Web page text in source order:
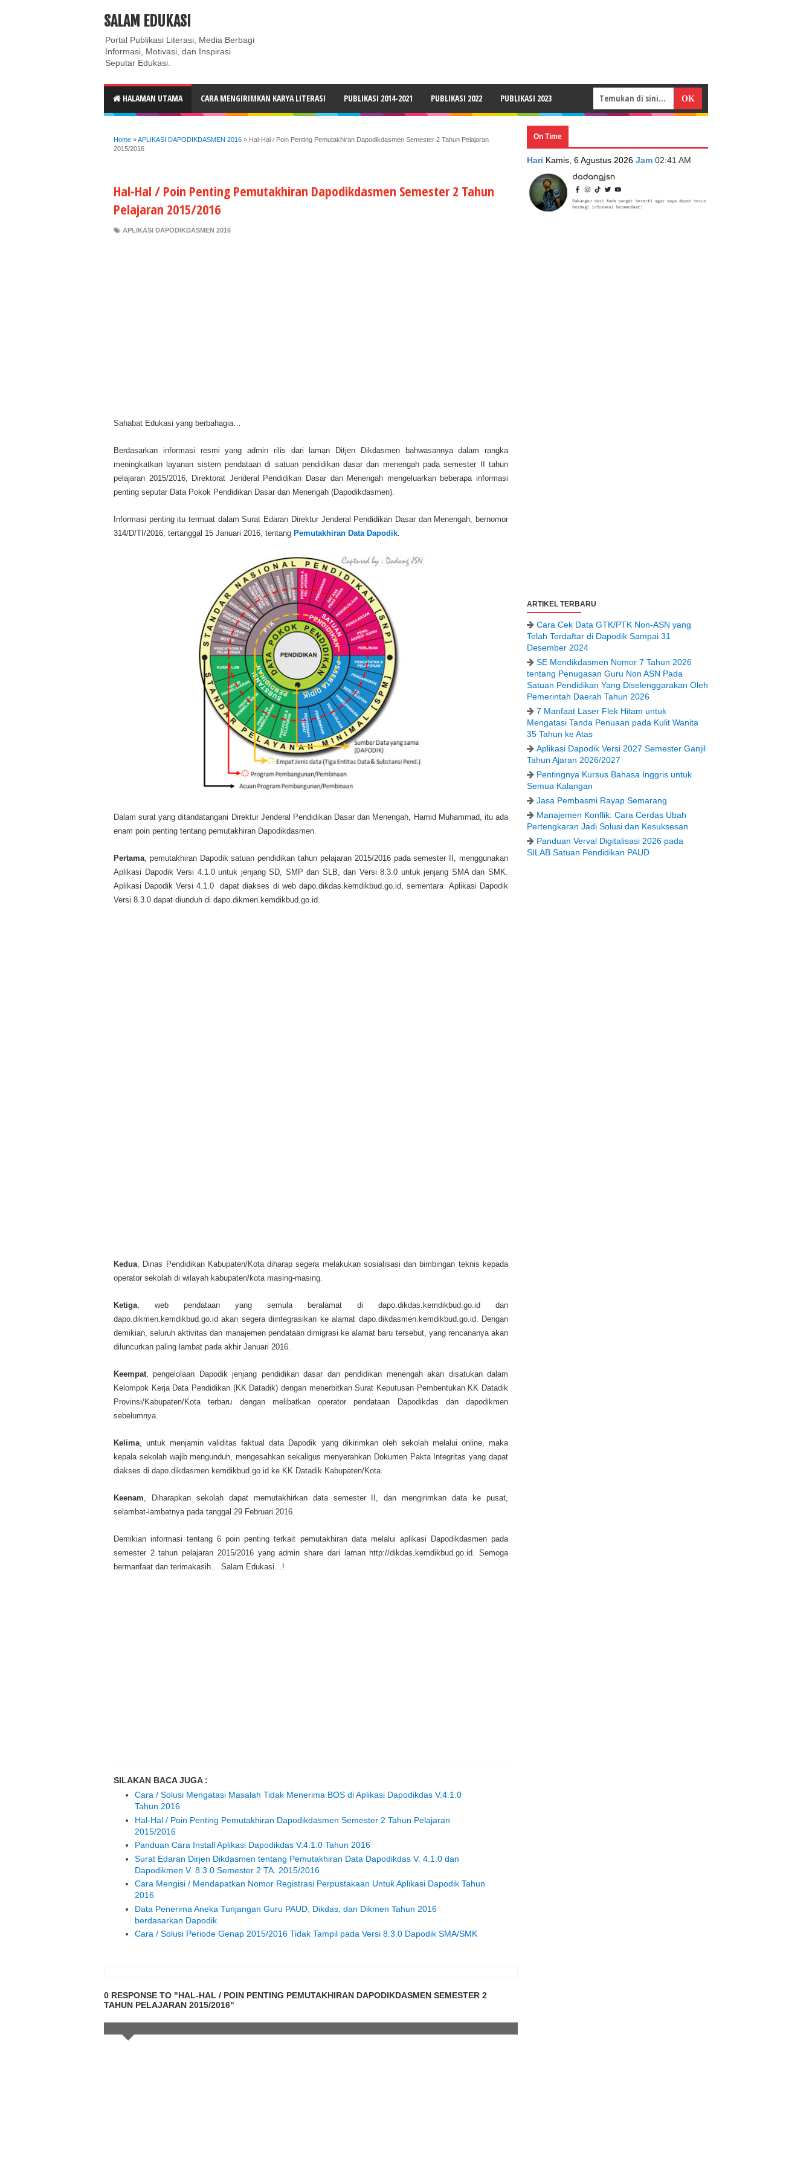
ABOUT CONTACT US
SALAM EDUKASI
Portal Publikasi Literasi, Media Berbagi
Informasi, Motivasi, dan Inspirasi
Seputar Edukasi.
HALAMAN UTAMA CARA MENGIRIMKAN KARYA LITERASI PUBLIKASI 2014-2021 PUBLIKASI 2022 PUBLIKASI 2023
Home »APLIKASI DAPODIKDASMEN 2016 » Hal-Hal / Poin Penting Pemutakhiran Dapodikdasmen Semester 2 Tahun Pelajaran
2015/2016
Hal-Hal / Poin Penting Pemutakhiran Dapodikdasmen Semester 2 Tahun
Pelajaran 2015/2016
APLIKASI DAPODIKDASMEN 2016
Sahabat Edukasi yang berbahagia…
Berdasarkan informasi resmi yang admin rilis dari laman Ditjen Dikdasmen bahwasannya dalam rangka
meningkatkan layanan sistem pendataan di satuan pendidikan dasar dan menengah pada semester II tahun
pelajaran 2015/2016, Direktorat Jenderal Pendidikan Dasar dan Menengah mengeluarkan beberapa informasi
penting seputar Data Pokok Pendidikan Dasar dan Menengah (Dapodikdasmen).
Informasi penting itu termuat dalam Surat Edaran Direktur Jenderal Pendidikan Dasar dan Menengah, bernomor
314/D/TI/2016, tertanggal 15 Januari 2016, tentang Pemutakhiran Data Dapodik.
Dalam surat yang ditandatangani Direktur Jenderal Pendidikan Dasar dan Menengah, Hamid Muhammad, itu ada
enam poin penting tentang pemutakhiran Dapodikdasmen.
Pertama, pemutakhiran Dapodik satuan pendidikan tahun pelajaran 2015/2016 pada semester II, menggunakan
Aplikasi Dapodik Versi 4.1.0 untuk jenjang SD, SMP dan SLB, dan Versi 8.3.0 untuk jenjang SMA dan SMK.
Aplikasi Dapodik Versi 4.1.0 dapat diakses di web dapo.dikdas.kemdikbud.go.id, sementara Aplikasi Dapodik
Versi 8.3.0 dapat diunduh di dapo.dikmen.kemdikbud.go.id.
Kedua, Dinas Pendidikan Kabupaten/Kota diharap segera melakukan sosialisasi dan bimbingan teknis kepada
operator sekolah di wilayah kabupaten/kota masing-masing.
Ketiga, web pendataan yang semula beralamat di dapo.dikdas.kemdikbud.go.id dan
dapo.dikmen.kemdikbud.go.id akan segera diintegrasikan ke alamat dapo.dikdasmen.kemdikbud.go.id. Dengan
demikian, seluruh aktivitas dan manajemen pendataan dimigrasi ke alamat baru tersebut, yang rencananya akan
diluncurkan paling lambat pada akhir Januari 2016.
Keempat, pengelolaan Dapodik jenjang pendidikan dasar dan pendidikan menengah akan disatukan dalam
Kelompok Kerja Data Pendidikan (KK Datadik) dengan menerbitkan Surat Keputusan Pembentukan KK Datadik
Provinsi/Kabupaten/Kota terbaru dengan melibatkan operator pendataan Dapodikdas dan dapodikmen
sebelumnya.
Kelima, untuk menjamin validitas faktual data Dapodik yang dikirimkan oleh sekolah melalui online, maka
kepala sekolah wajib mengunduh, mengesahkan sekaligus menyerahkan Dokumen Pakta Integritas yang dapat
diakses di dapo.dikdasmen.kemdikbud.go.id ke KK Datadik Kabupaten/Kota.
Keenam, Diharapkan sekolah dapat memutakhirkan data semester II, dan mengirimkan data ke pusat,
selambat-lambatnya pada tanggal 29 Februari 2016.
Demikian informasi tentang 6 poin penting terkait pemutakhiran data melalui aplikasi Dapodikdasmen pada
semester 2 tahun pelajaran 2015/2016 yang admin share dari laman http://dikdas.kemdikbud.go.id. Semoga
bermanfaat dan terimakasih… Salam Edukasi…!
SILAKAN BACA JUGA :
Cara / Solusi Mengatasi Masalah Tidak Menerima BOS di Aplikasi Dapodikdas V.4.1.0
Tahun 2016
Hal-Hal / Poin Penting Pemutakhiran Dapodikdasmen Semester 2 Tahun Pelajaran
2015/2016
Panduan Cara Install Aplikasi Dapodikdas V.4.1.0 Tahun 2016
Surat Edaran Dirjen Dikdasmen tentang Pemutakhiran Data Dapodikdas V. 4.1.0 dan
Dapodikmen V. 8.3.0 Semester 2 TA. 2015/2016
Cara Mengisi / Mendapatkan Nomor Registrasi Perpustakaan Untuk Aplikasi Dapodik Tahun
2016
Data Penerima Aneka Tunjangan Guru PAUD, Dikdas, dan Dikmen Tahun 2016
berdasarkan Dapodik
Cara / Solusi Periode Genap 2015/2016 Tidak Tampil pada Versi 8.3.0 Dapodik SMA/SMK
0 RESPONSE TO "HAL-HAL / POIN PENTING PEMUTAKHIRAN DAPODIKDASMEN SEMESTER 2
TAHUN PELAJARAN 2015/2016"
On Time
Hari Kamis, 6 Agustus 2026 Jam 02:41 AM
ARTIKEL TERBARU
Cara Cek Data GTK/PTK Non-ASN yang
Telah Terdaftar di Dapodik Sampai 31
Desember 2024
SE Mendikdasmen Nomor 7 Tahun 2026
tentang Penugasan Guru Non ASN Pada
Satuan Pendidikan Yang Diselenggarakan Oleh
Pemerintah Daerah Tahun 2026
7 Manfaat Laser Flek Hitam untuk
Mengatasi Tanda Penuaan pada Kulit Wanita
35 Tahun ke Atas
Aplikasi Dapodik Versi 2027 Semester Ganjil
Tahun Ajaran 2026/2027
Pentingnya Kursus Bahasa Inggris untuk
Semua Kalangan
Jasa Pembasmi Rayap Semarang
Manajemen Konflik: Cara Cerdas Ubah
Pertengkaran Jadi Solusi dan Kesuksesan
Panduan Verval Digitalisasi 2026 pada
SILAB Satuan Pendidikan PAUD